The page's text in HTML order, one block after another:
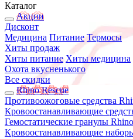
Каталог
Акции
Дисконт
Медицина Питание Термосы
Хиты продаж
Хиты питание Хиты медицина
Охота вкусненького
Все скидки
Rhino Rescue
Противоожоговые средства
Кровоостанавливающие
Гемостатические гранулы
Кровоостанавливающие